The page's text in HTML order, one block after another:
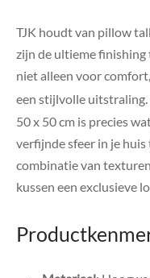
TJK houdt van pillow
zijn de ultieme finishing
niet alleen voor
een stijlvolle
50 x 50 cm is precies
verfijnde sfeer in je
combinatie van
kussen een exclusieve